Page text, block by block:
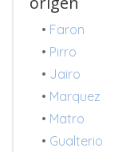
• Faron
• Pirro
• Jairo
• Marquez
• Matro
• Gualterio